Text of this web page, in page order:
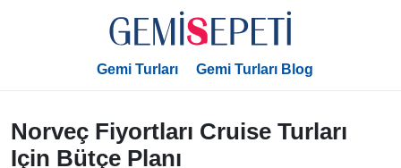
Gemi Turları Gemi Turları Blog
Norveç Fiyortları Cruise Turları
Için Bütçe Planı